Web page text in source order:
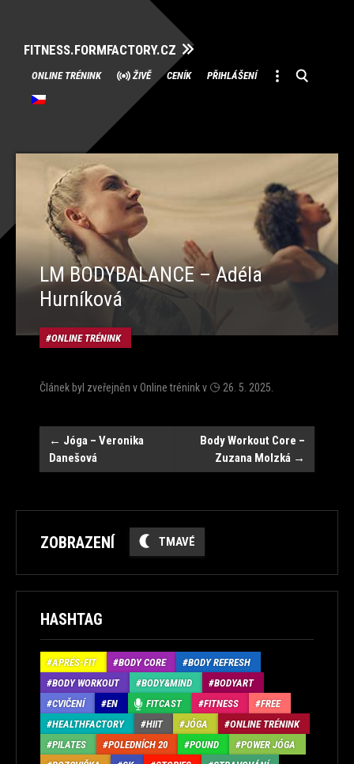
FITNESS.FORMFACTORY.CZ
Přeskočit
na
obsah
ONLINE TRÉNINK ŽIVĚ CENÍK PŘIHLÁŠENÍ
LM BODYBALANCE – Adéla
Hurníková
ONLINE TRÉNINK
Článek byl zveřejněn vOnline tréninkv 26. 5. 2025
Navigace
← Jóga – Veronika
Danešová
Body Workout Core –
Zuzana Molzká →
ZOBRAZENÍ TMAVÉ
HASHTAG
APRÉS-FIT BODY CORE
BODY REFRESH
BODY WORKOUT
BODY&MIND
BODYART
CVIČENÍ
EN FITCAST FITNESS
FREE
HEALTHFACTORY
HIIT JÓGA
ONLINE TRÉNINK
PILATES
POLEDNÍCH 20 POUND
POWER JÓGA